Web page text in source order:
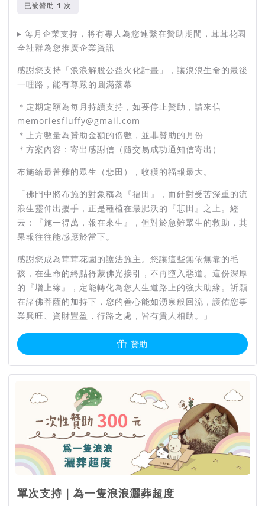
點擊網址加入：https://lin.ee/8GuyeOf
// 北部已經啟動24小時服務，我們
希望繼續延續下去 //
雖然因為過去擁有相關經驗，目前行動開展尚稱順暢，但我們仍
需要更多的響應，來補足人力物力的缺口，並將行動推廣至全台
【資金規劃】
邀請你一起支持，讓《浪浪解脫火
化》繼續延續！
雖然一條龍的整合讓我們得以用比較低的成本去實現這項行動，
但是為每隻浪浪進行一條龍善終祈福的成本，仍然會落在大約
1,500-1800（桃竹地區）元左右，包含了24小時的接體及客服
被、尿布墊、屍袋等）、每週一次的法事。到年底我們預計每月
會有300個案件需要處理，也就是每個月的計劃開銷將近54萬
元，我們希望有您的參與，讓這項行動持續下去。
為什麼進行宗教祈福
過去我們觀察到許多失去毛孩的飼主們，會希望藉由儀式來獲得
心靈的平靜，也會希望毛小孩在另一個世界過得快樂。而我們同
理流程中進一步進行祈福的儀式。
已被贊助 次
▸ 每月企業支持，將有專人為您連繫在贊助期間，茸茸花園
全社群為您推廣企業資訊
感謝您支持「浪浪解脫公益火化計畫」，讓浪浪生命的最後
一哩路，能有尊嚴的圓滿落幕
＊定期定額為每月持續支持，如要停止贊助，請來信
memoriesfluffy@gmail.com
＊上方數量為贊助金額的倍數，並非贊助的月份
＊方案內容：寄出感謝信（隨交易成功通知信寄出）
布施給最苦難的眾生（悲田），收穫的福報最大。
「佛門中將布施的對象稱為『福田』，而針對受苦深重的流
浪生靈伸出援手，正是種植在最肥沃的『悲田』之上。經
云：『施一得萬，報在來生』，但對於急難眾生的救助，其
果報往往能感應於當下。
感謝您成為茸茸花園的護法施主。您讓這些無依無靠的毛
孩，在生命的終點得蒙佛光接引，不再墮入惡道。這份深厚
的『增上緣』，定能轉化為您人生道路上的強大助緣。祈願
在諸佛菩薩的加持下，您的善心能如湧泉般回流，護佑您事
業興旺、資財豐盈，行路之處，皆有貴人相助。」
贊助
單次支持｜為一隻浪浪灑葬超度